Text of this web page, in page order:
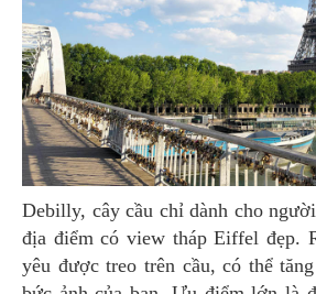
Debilly, cây cầu chỉ dành cho người đi bộ, cũng là một
địa điểm có view tháp Eiffel đẹp.
yêu được treo trên cầu, có thể